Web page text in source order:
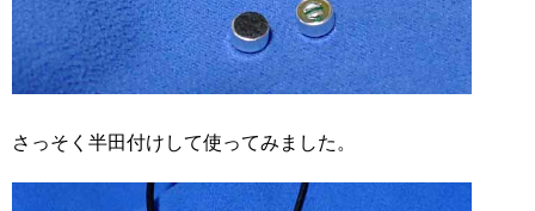
さっそく半田付けして使ってみました。